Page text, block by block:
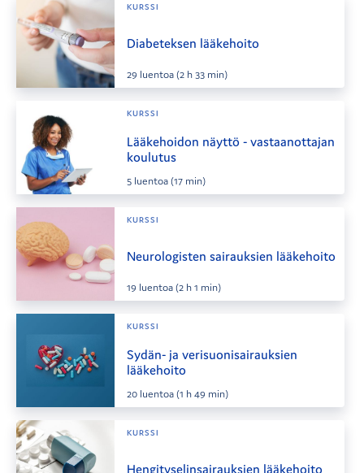
KURSSI
Diabeteksen lääkehoito
29 luentoa(2 h 33 min)
KURSSI
Lääkehoidon näyttö - vastaanottajan
koulutus
5 luentoa(17 min)
KURSSI
Neurologisten sairauksien lääkehoito
19 luentoa(2 h 1 min)
KURSSI
Sydän- ja verisuonisairauksien
lääkehoito
20 luentoa(1 h 49 min)
KURSSI
Hengityselinsairauksien lääkehoito